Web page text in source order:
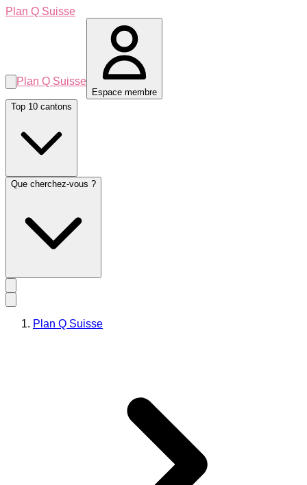
Plan Q Suisse
Plan Q Suisse
Espace membre
Top 10 cantons
Que cherchez-vous ?
Plan Q Suisse